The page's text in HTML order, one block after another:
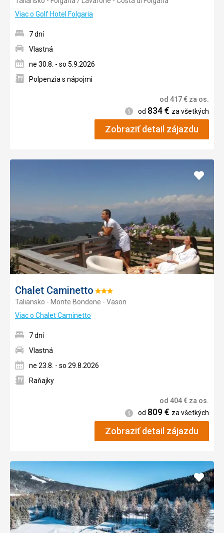
Viac o Golf Hotel Folgaria
7 dní
Vlastná
ne 30.8. - so 5.9.2026
Polpenzia s nápojmi
od 417€ za os.
Informácie
od 834€ za všetkých
Zobraziť detail zájazdu
Chalet Caminetto Hodnotenie:
3/5
Taliansko - Monte Bondone - Vason
Viac o Chalet Caminetto
Pridať
7 dní
Vlastná
ne 23.8. - so 29.8.2026
Raňajky
od 404€ za os.
Informácie
od 809€ za všetkých
Zobraziť detail zájazdu
Pridať
do